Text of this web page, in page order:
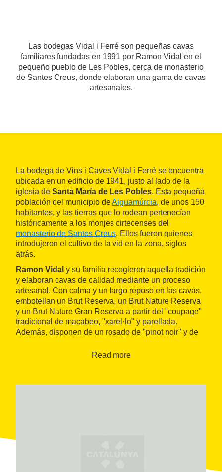
Las bodegas Vidal i Ferré son pequeñas cavas
familiares fundadas en 1991 por Ramon Vidal en el
pequeño pueblo de Les Pobles, cerca de monasterio
de Santes Creus, donde elaboran una gama de cavas
artesanales.
La bodega de Vins i Caves Vidal i Ferré se encuentra
ubicada en un edificio de 1941, justo al lado de la
iglesia de Santa María de Les Pobles. Esta pequeña
población del municipio deAiguamúrcia, de unos 150
habitantes, y las tierras que lo rodean pertenecían
históricamente a los monjes cirtecenses del
monasterio de Santes Creus. Ellos fueron quienes
introdujeron el cultivo de la vid en la zona, siglos
atrás.
Ramon Vidal y su familia recogieron aquella tradición
y elaboran cavas de calidad mediante un proceso
artesanal. Con calma y un largo reposo en las cavas,
embotellan un Brut Reserva, un Brut Nature Reserva
y un Brut Nature Gran Reserva a partir del "coupage"
tradicional de macabeo, "xarel·lo" y parellada.
Además, disponen de un rosado de "pinot noir" y de
Las visitas a sus instalaciones permiten conocer de
Read more